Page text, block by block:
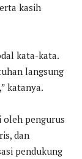
kasih
kata-kata.
langsung
katanya.
pengurus
dan
pendukung